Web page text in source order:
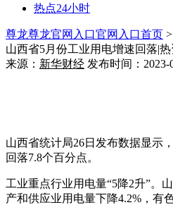
热点24小时
尊龙尊龙官网入口官网入口首页 >
山西省5月份工业用电增速回落|
来源： 新华财经 发布时间：2023-
山西省统计局26日发布数据显示
回落7.8个百分点。
工业重点行业用电量“5降2升”。
产和供应业用电量下降4.2%，有